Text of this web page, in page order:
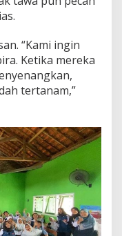
“Kami ingin
Ketika mereka
tertanam,”